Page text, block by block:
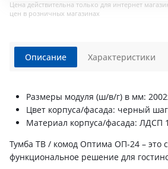
Цена действительна только для интернет
цен в розничных магазинах
Описание
Размеры модуля (ш/в/г) в мм:
Цвет корпуса/фасада: черный
Материал корпуса/фасада:
Тумба ТВ / комод Оптима ОП-24 – это
функциональное решение для
Характеристики